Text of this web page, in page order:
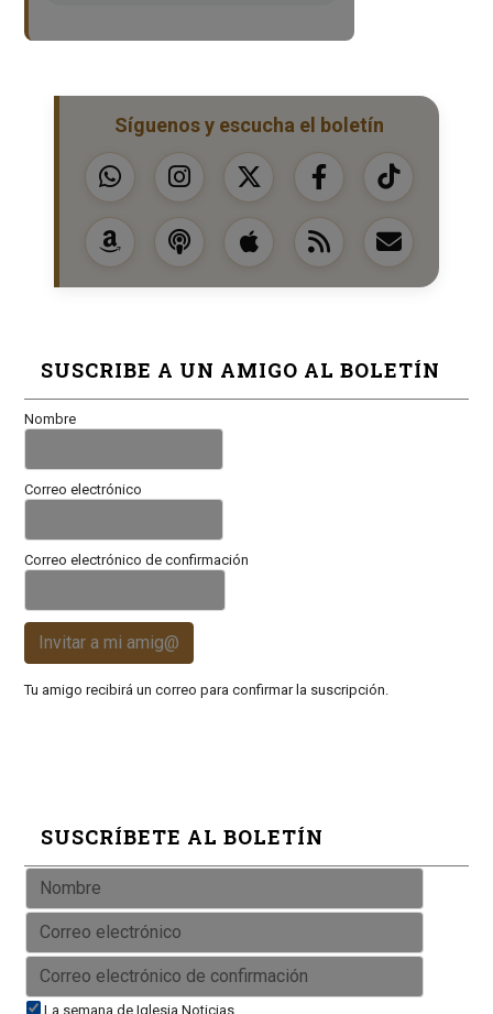
Síguenos y escucha el boletín
SUSCRIBE A UN AMIGO AL BOLETÍN
Nombre
Correo electrónico
Correo electrónico de confirmación
Invitar a mi amig@
Tu amigo recibirá un correo para confirmar la suscripción.
SUSCRÍBETE AL BOLETÍN
La semana de Iglesia Noticias